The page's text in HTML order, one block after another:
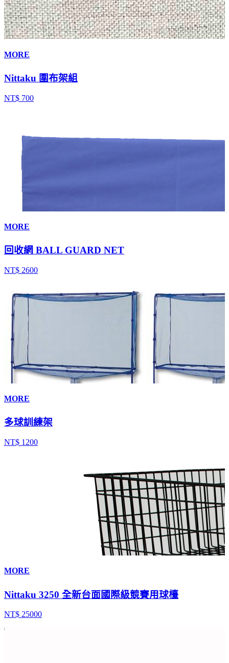
MORE
Nittaku 圍布架組
NT$ 700
MORE
回收網 BALL GUARD NET
NT$ 2600
MORE
多球訓練架
NT$ 1200
MORE
Nittaku 3250 全新台面國際級競賽用球檯
NT$ 25000